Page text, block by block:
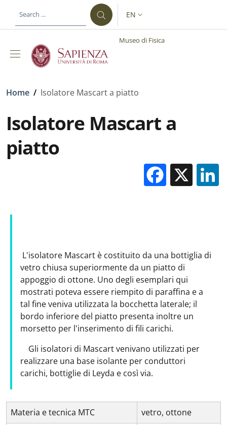
LANGUAGE SWITCHER:
EN
Museo di Fisica
Breadcrumb
Home / Isolatore Mascart a piatto
Isolatore Mascart a
piatto
X
L'isolatore Mascart è costituito da una bottiglia di
vetro chiusa superiormente da un piatto di
appoggio di ottone. Uno degli esemplari qui
mostrati poteva essere riempito di paraffina e a
tal fine veniva utilizzata la bocchetta laterale; il
bordo inferiore del piatto presenta inoltre un
morsetto per l'inserimento di fili carichi.
Gli isolatori di Mascart venivano utilizzati per
realizzare una base isolante per conduttori
carichi, bottiglie di Leyda e così via.
Materia e tecnica MTC
vetro, ottone